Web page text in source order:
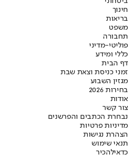
חינוך
בריאות
משפט
תחבורה
פוליטי-מדיני
כללי ומידע
דף הבית
זמני כניסת וצאת שבת
מגזין השבוע
בחירות 2026
אודות
צור קשר
נבחרת הכתבים והפרשנים
מדיניות פרטיות
הצהרת נגישות
תנאי שימוש
כדאילהכיר